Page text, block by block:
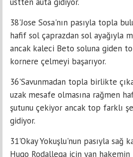
38'Jose Sosa'nın pasıyla topla
hafif sol çaprazdan sol ayağıyla
ancak kaleci Beto soluna giden
kornere çelmeyi başarıyor.
36'Savunmadan topla birlikte
uzak mesafe olmasına rağmen
şutunu çekiyor ancak top farklı
gidiyor.
31'Okay Yokuşlu'nun pasıyla sağ
Hugo Rodallega için yan hakemin